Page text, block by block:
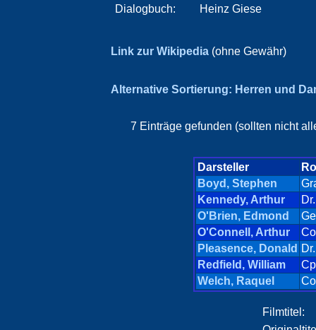
Dialogbuch:
Heinz Giese
Link zur Wikipedia (ohne Gewähr)
Alternative Sortierung: Herren und
7 Einträge gefunden (sollten nicht
Darsteller
Boyd, Stephen
Kennedy, Arthur
O'Brien, Edmond
O'Connell, Arthur
Pleasence, Donald
Redfield, William
Welch, Raquel
Filmtitel: